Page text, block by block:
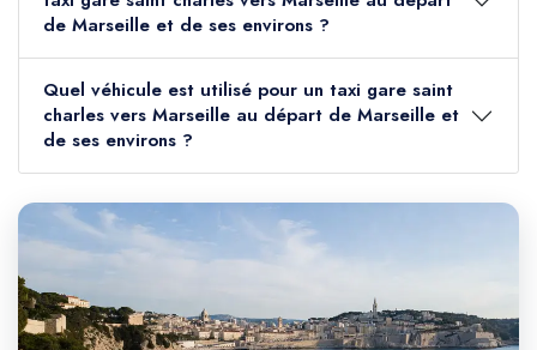
de Marseille et de ses environs ?
Quel véhicule est utilisé pour un taxi gare saint
charles vers Marseille au départ de Marseille et
de ses environs ?